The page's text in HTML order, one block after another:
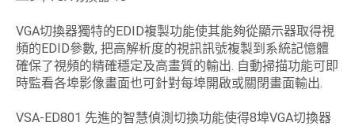
VGA切換器獨特的EDID複製功能使其能夠從顯示器取得視
頻的EDID參數, 把高解析度的視訊訊號複製到系統記憶體
確保了視頻的精確穩定及高畫質的輸出. 自動掃描功能可即
時監看各埠影像畫面也可針對每埠開啟或關閉畫面輸出.
VSA-ED801 先進的智慧偵測切換功能使得8埠VGA切換器